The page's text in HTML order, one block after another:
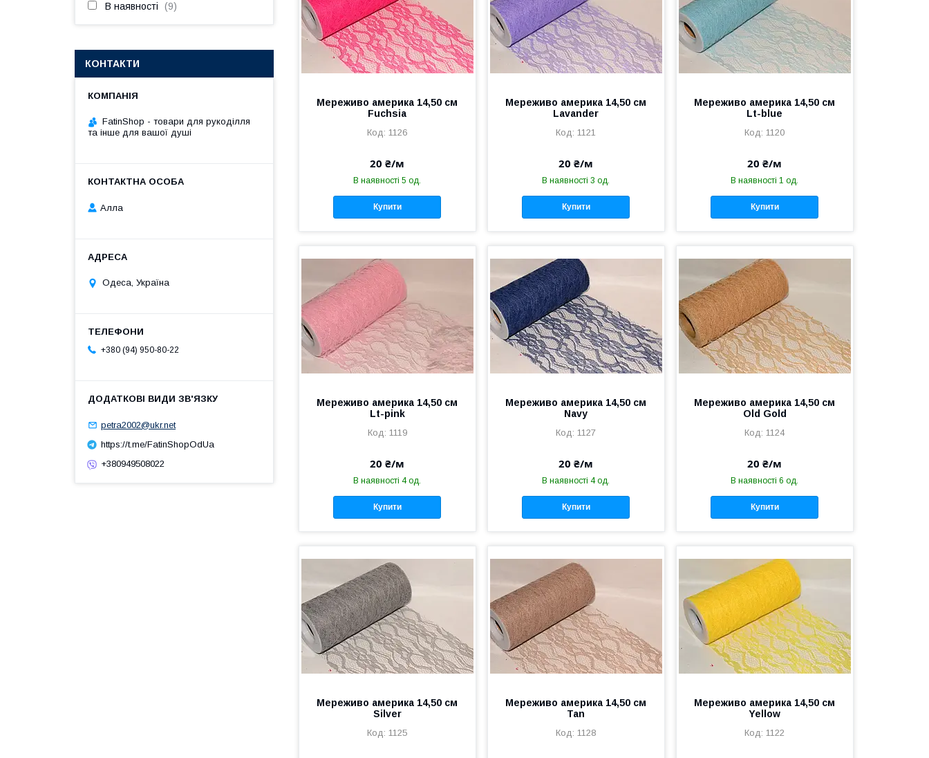
Мереживо америка 14,50 см
Fuchsia
1126
20 ₴/м
В наявності 5 од.
Купити
Мереживо америка 14,50 см
Lavander
1121
20 ₴/м
В наявності 3 од.
Купити
Мереживо америка 14,50 см
Lt-blue
1120
20 ₴/м
В наявності 1 од.
Купити
Мереживо америка 14,50 см
Lt-pink
1119
20 ₴/м
В наявності 4 од.
Купити
Мереживо америка 14,50 см
Navy
1127
20 ₴/м
В наявності 4 од.
Купити
Мереживо америка 14,50 см
Old Gold
1124
20 ₴/м
В наявності 6 од.
Купити
Мереживо америка 14,50 см
Silver
1125
Мереживо америка 14,50 см
Tan
1128
Мереживо америка 14,50 см
Yellow
1122
В наявності 9
КОНТАКТИ
FatinShop - товари для рукоділля
та інше для вашої душі
Алла
Одеса, Україна
+380 (94) 950-80-22
petra2002@ukr.net
https://t.me/FatinShopOdUa
+380949508022